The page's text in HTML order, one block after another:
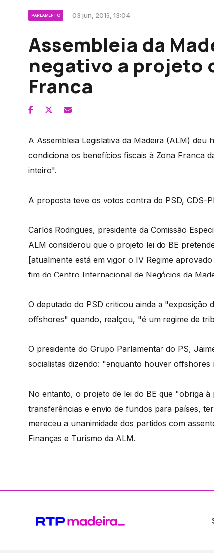
PARLAMENTO 03 jun, 2016, 13:04
Assembleia da
negativo a projeto
Franca
A Assembleia Legislativa da Madeira (ALM) deu
condiciona os benefícios fiscais à Zona Franca
inteiro".
A proposta teve os votos contra do PSD, CDS-
Carlos Rodrigues, presidente da Comissão
ALM considerou que o projeto lei do BE
[atualmente está em vigor o IV Regime
fim do Centro Internacional de Negócios da
O deputado do PSD criticou ainda a
offshores" quando, realçou, "é um regime de
O presidente do Grupo Parlamentar do PS,
socialistas dizendo: "enquanto houver
No entanto, o projeto de lei do BE que "obriga
transferências e envio de fundos para países,
mereceu a unanimidade dos partidos com
Finanças e Turismo da ALM.